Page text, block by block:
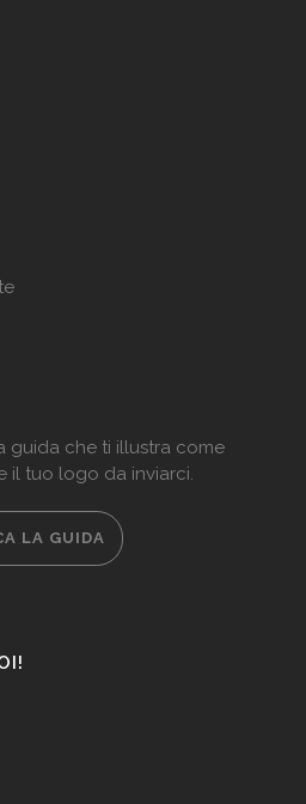
guida che ti illustra come
il tuo logo da inviarci.
LA GUIDA